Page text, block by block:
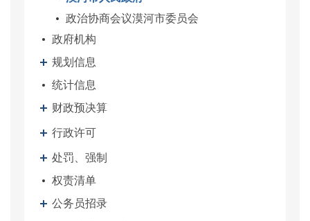
政治协商会议漠河市委员会
政府机构
规划信息
统计信息
财政预决算
行政许可
处罚、强制
权责清单
公务员招录